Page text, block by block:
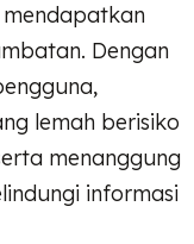
mendapatkan
Dengan
lemah berisiko
menanggung
informasi